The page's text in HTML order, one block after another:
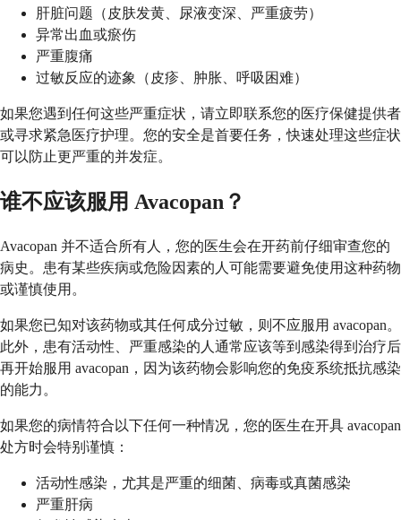
肝脏问题（皮肤发黄、尿液变深、严重疲劳）
异常出血或瘀伤
严重腹痛
过敏反应的迹象（皮疹、肿胀、呼吸困难）
如果您遇到任何这些严重症状，请立即联系您的医疗保健提供者
或寻求紧急医疗护理。您的安全是首要任务，快速处理这些症状
可以防止更严重的并发症。
谁不应该服用 Avacopan？
Avacopan 并不适合所有人，您的医生会在开药前仔细审查您的
病史。患有某些疾病或危险因素的人可能需要避免使用这种药物
或谨慎使用。
如果您已知对该药物或其任何成分过敏，则不应服用 avacopan。
此外，患有活动性、严重感染的人通常应该等到感染得到治疗后
再开始服用 avacopan，因为该药物会影响您的免疫系统抵抗感染
的能力。
如果您的病情符合以下任何一种情况，您的医生在开具 avacopan
处方时会特别谨慎：
活动性感染，尤其是严重的细菌、病毒或真菌感染
严重肝病